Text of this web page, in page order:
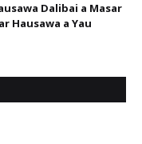
Dalibai a Masar
Hausawa a Yau